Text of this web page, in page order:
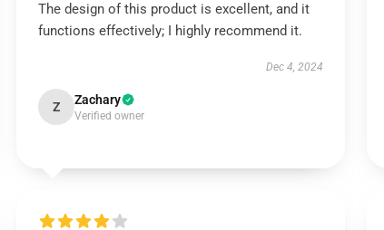
The design of this product is excellent, and it
functions effectively; I highly recommend it.
Dec 4, 2024
Z Zachary
Verified owner